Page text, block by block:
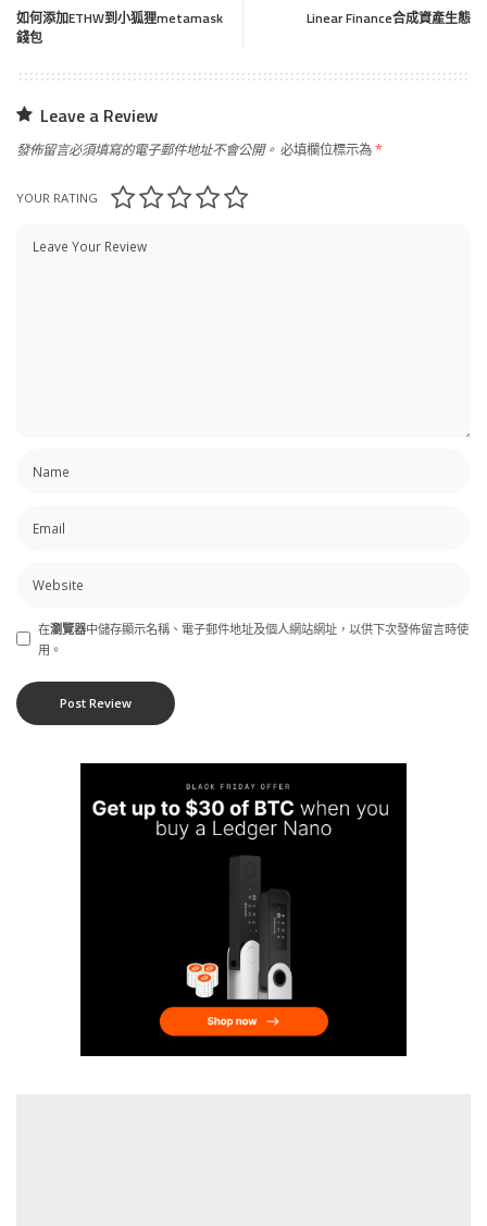
如何添加ETHW到小狐狸metamask
錢包
Linear Finance合成資產生態
Leave a Review
發佈留言必須填寫的電子郵件地址不會公開。 必填欄位標示為*
YOUR RATING
在瀏覽器中儲存顯示名稱、電子郵件地址及個人網站網址，以供下次發佈留言時使
用。